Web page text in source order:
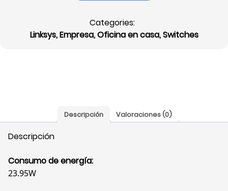
W,
LGS328C
cantidad
Categories:
Linksys,Empresa,Oficina en casa,Switches
Descripción Valoraciones (0)
Descripción
Consumo de energía:
23.95W